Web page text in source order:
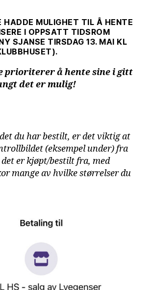
HADDE MULIGHET TIL Å HENTE
I OPPSATT TIDSROM
SJANSE TIRSDAG 13. MAI KL
prioriterer å hente sine i gitt
det er mulig!
du har bestilt, er det viktig at
(eksempel under) fra
er kjøpt/bestilt fra, med
mange av hvilke størrelser du